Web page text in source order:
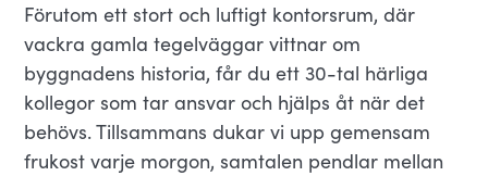
Förutom ett stort och luftigt kontorsrum, där
vackra gamla tegelväggar vittnar om
byggnadens historia, får du ett 30-tal härliga
kollegor som tar ansvar och hjälps åt när det
behövs. Tillsammans dukar vi upp gemensam
frukost varje morgon, samtalen pendlar mellan